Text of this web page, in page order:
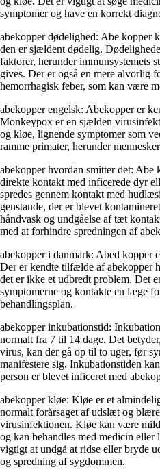
symptomer og have en korrekt
abekopper dødelighed: Abe kopper
den er sjældent dødelig.
faktorer, herunder immunsystemets
gives. Der er også en mere alvorlig
hemorrhagisk feber, som kan være
abekopper engelsk: Abekopper er
Monkeypox er en sjælden
og kløe, lignende symptomer som
ramme primater, herunder
abekopper hvordan smitter det: Abe
direkte kontakt med inficerede dyr
spredes gennem kontakt med
genstande, der er blevet
håndvask og undgåelse af tæt
med at forhindre spredningen af
abekopper i danmark: Abed kopper
Der er kendte tilfælde af abekopper
det er ikke et udbredt problem. Det
symptomerne og kontakte en læge
behandlingsplan.
abekopper inkubationstid:
normalt fra 7 til 14 dage. Det
virus, kan der gå op til to uger, før
manifestere sig. Inkubationstiden
person er blevet inficeret med
abekopper kløe: Kløe er et
normalt forårsaget af udslæt og
virusinfektionen. Kløe kan være
og kan behandles med medicin
vigtigt at undgå at ridse eller bryde
og spredning af sygdommen.